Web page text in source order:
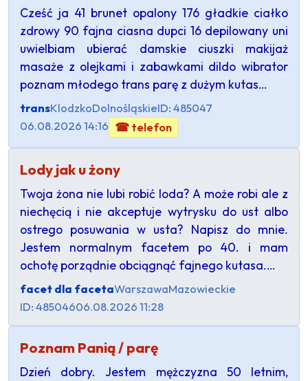
Cześć ja 41 brunet opalony 176 gładkie ciałko
zdrowy 90 fajna ciasna dupci 16 depilowany uni
uwielbiam ubierać damskie ciuszki makijaż
masaże z olejkami i zabawkami dildo wibrator
poznam młodego trans parę z dużym kutas…
transKlodzkoDolnośląskieID: 485047
06.08.2026 14:16 ☎ telefon
Lody jak u żony
Twoja żona nie lubi robić loda? A może robi ale z
niechęcią i nie akceptuje wytrysku do ust albo
ostrego posuwania w usta? Napisz do mnie.
Jestem normalnym facetem po 40. i mam
ochotę porządnie obciągnąć fajnego kutasa.…
facet dla facetaWarszawaMazowieckie
ID: 48504606.08.2026 11:28
Poznam Panią / parę
Dzień dobry. Jestem mężczyzna 50 letnim,